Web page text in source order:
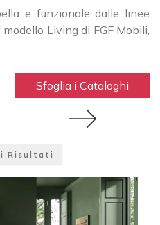
e funzionale dalle linee
Living di FGF Mobili,
Sfoglia i Cataloghi
Risultati